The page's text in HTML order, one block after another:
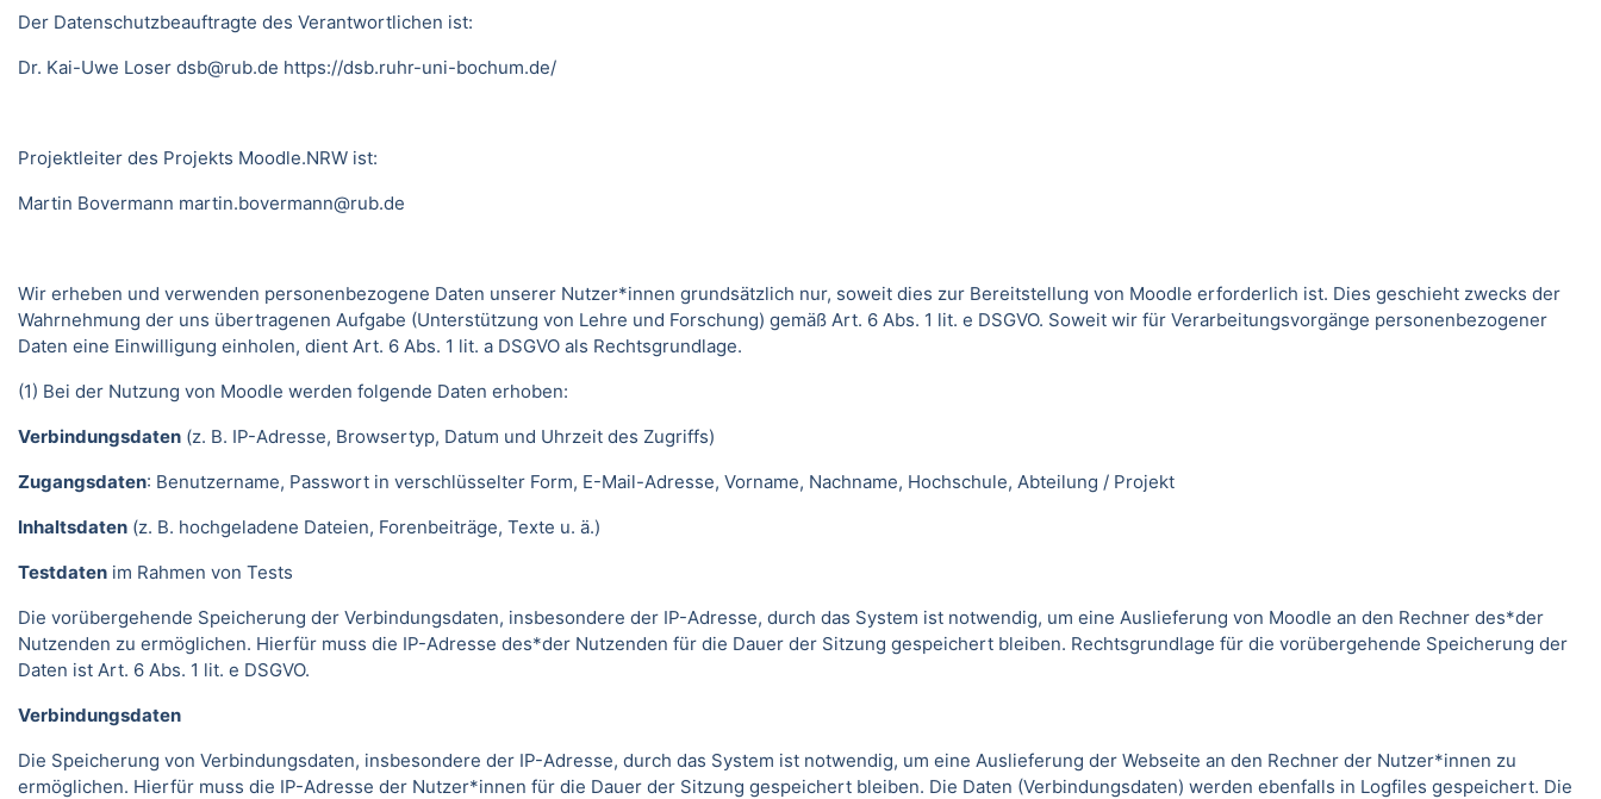
Der Datenschutzbeauftragte des Verantwortlichen ist:
Dr. Kai-Uwe Loser dsb@rub.de https://dsb.ruhr-uni-bochum.de/
Projektleiter des Projekts Moodle.NRW ist:
Martin Bovermann martin.bovermann@rub.de
Wir erheben und verwenden personenbezogene Daten unserer Nutzer*innen grundsätzlich nur, soweit dies zur Bereitstellung von Moodle erforderlich ist. Dies geschieht zwecks der
Wahrnehmung der uns übertragenen Aufgabe (Unterstützung von Lehre und Forschung) gemäß Art. 6 Abs. 1 lit. e DSGVO. Soweit wir für Verarbeitungsvorgänge personenbezogener
Daten eine Einwilligung einholen, dient Art. 6 Abs. 1 lit. a DSGVO als Rechtsgrundlage.
(1) Bei der Nutzung von Moodle werden folgende Daten erhoben:
Verbindungsdaten (z. B. IP-Adresse, Browsertyp, Datum und Uhrzeit des Zugriffs)
Zugangsdaten: Benutzername, Passwort in verschlüsselter Form, E-Mail-Adresse, Vorname, Nachname, Hochschule, Abteilung / Projekt
Inhaltsdaten (z. B. hochgeladene Dateien, Forenbeiträge, Texte u. ä.)
Testdaten im Rahmen von Tests
Die vorübergehende Speicherung der Verbindungsdaten, insbesondere der IP-Adresse, durch das System ist notwendig, um eine Auslieferung von Moodle an den Rechner des*der
Nutzenden zu ermöglichen. Hierfür muss die IP-Adresse des*der Nutzenden für die Dauer der Sitzung gespeichert bleiben. Rechtsgrundlage für die vorübergehende Speicherung der
Daten ist Art. 6 Abs. 1 lit. e DSGVO.
Verbindungsdaten
Die Speicherung von Verbindungsdaten, insbesondere der IP-Adresse, durch das System ist notwendig, um eine Auslieferung der Webseite an den Rechner der Nutzer*innen zu
ermöglichen. Hierfür muss die IP-Adresse der Nutzer*innen für die Dauer der Sitzung gespeichert bleiben. Die Daten (Verbindungsdaten) werden ebenfalls in Logfiles gespeichert. Die